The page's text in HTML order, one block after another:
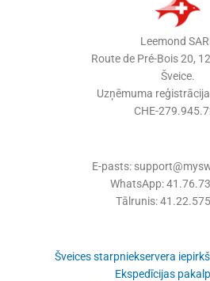
Leemond
Route de Pré-Bois 20,
Šveice.
Uzņēmuma
CHE-
E-pasts:
WhatsApp:
Tālrunis:
Šveices starpniekservera
Ekspedīcijas